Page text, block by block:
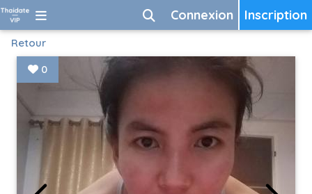
Inscription
Connexion
Retour
0